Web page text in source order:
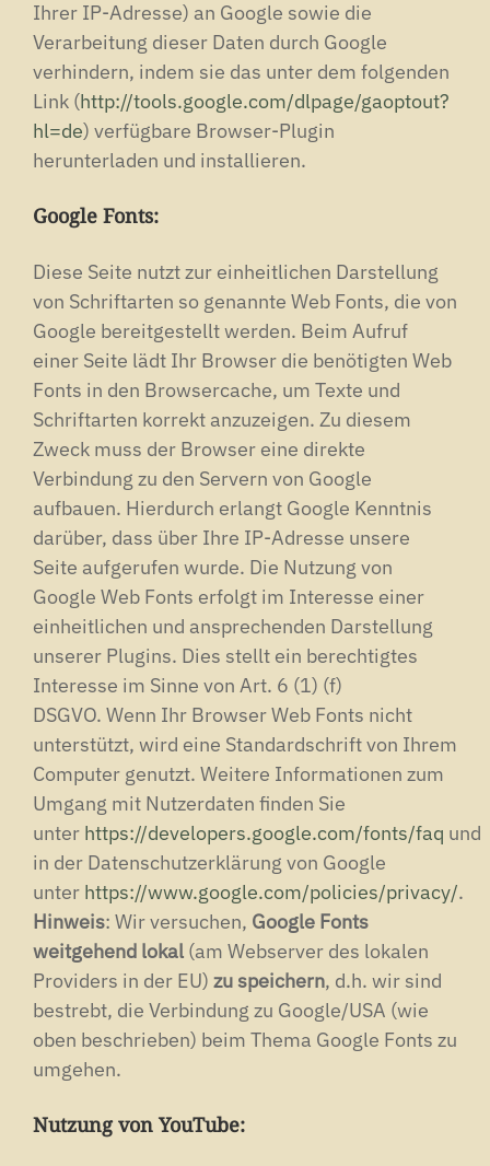
Ihrer IP-Adresse) an Google sowie die
Verarbeitung dieser Daten durch Google
verhindern, indem sie das unter dem folgenden
Link (http://tools.google.com/dlpage/gaoptout?
hl=de) verfügbare Browser-Plugin
herunterladen und installieren.
Google Fonts:
Diese Seite nutzt zur einheitlichen Darstellung
von Schriftarten so genannte Web Fonts, die von
Google bereitgestellt werden. Beim Aufruf
einer Seite lädt Ihr Browser die benötigten Web
Fonts in den Browsercache, um Texte und
Schriftarten korrekt anzuzeigen. Zu diesem
Zweck muss der Browser eine direkte
Verbindung zu den Servern von Google
aufbauen. Hierdurch erlangt Google Kenntnis
darüber, dass über Ihre IP-Adresse unsere
Seite aufgerufen wurde. Die Nutzung von
Google Web Fonts erfolgt im Interesse einer
einheitlichen und ansprechenden Darstellung
unserer Plugins. Dies stellt ein berechtigtes
Interesse im Sinne von Art. 6 (1) (f)
DSGVO. Wenn Ihr Browser Web Fonts nicht
unterstützt, wird eine Standardschrift von Ihrem
Computer genutzt. Weitere Informationen zum
Umgang mit Nutzerdaten finden Sie
unter https://developers.google.com/fonts/faq und
in der Datenschutzerklärung von Google
unter https://www.google.com/policies/privacy/.
Hinweis: Wir versuchen, Google Fonts
weitgehend lokal(am Webserver des lokalen
Providers in der EU) zu speichern, d.h. wir sind
bestrebt, die Verbindung zu Google/USA (wie
oben beschrieben) beim Thema Google Fonts zu
umgehen.
Nutzung von YouTube: